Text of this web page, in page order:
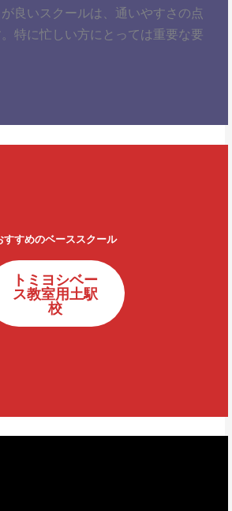
良いスクールは、通いやすさの点
特に忙しい方にとっては重要な要
すすめのベーススクール
トミヨシベー
ス教室用土駅
校